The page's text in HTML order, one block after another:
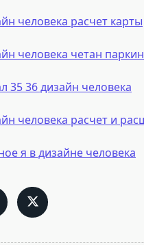
человека расчет карты
человека четан паркин
35 36 дизайн человека
человека расчет и
я в дизайне человека